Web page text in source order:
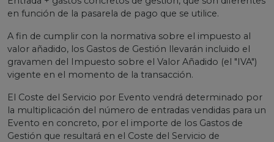
en función de la pasarela de pago que se utilice.
A fin de cumplir con la normativa sobre el impuesto al
valor añadido, los Gastos de Gestión llevarán incluido el
gravamen del Impuesto sobre el Valor Añadido (el "IVA")
vigente en el momento de la transacción.
El Coste del Servicio por Evento vendrá determinado por
la multiplicación del número de entradas vendidas para un
Evento en concreto, por el importe de los Gastos de
Gestión que resultará en el Coste del Servicio de